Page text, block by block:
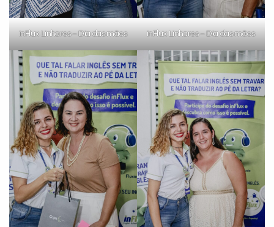
inFlux Linhares – Dia das mães inFlux Linhares – Dia das mães